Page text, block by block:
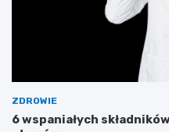
ZDROWIE
6 wspaniałych